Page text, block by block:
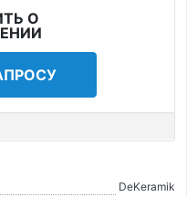
О
DeKeramik